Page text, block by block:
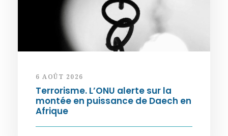
6 AOÛT 2026
Terrorisme. L’ONU alerte sur la
montée en puissance de Daech en
Afrique